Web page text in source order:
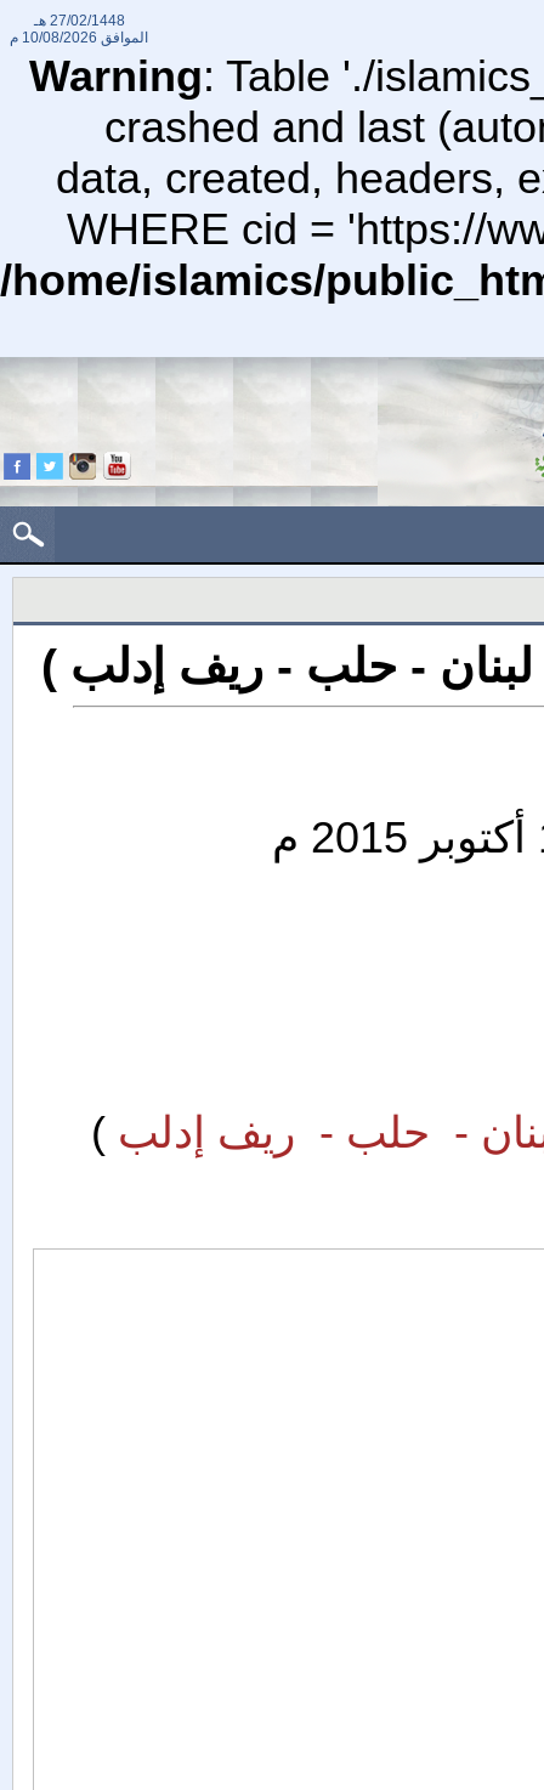
Warning: Table './
crashed and last
data, created, headers,
WHERE cid = 'https://
/home/islamics/
27/02/1448 هـ
الموافق 10/08/2026 م
- حلب - ريف إدلب )
لبنان - حلب - ريف إدلب )